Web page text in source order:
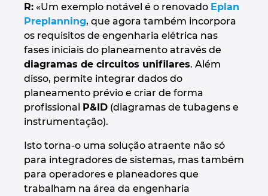
R: «Um exemplo notável é o renovado Eplan
Preplanning, que agora também incorpora
os requisitos de engenharia elétrica nas
fases iniciais do planeamento através de
diagramas de circuitos unifilares. Além
disso, permite integrar dados do
planeamento prévio e criar de forma
profissional P&ID (diagramas de tubagens e
instrumentação).
Isto torna-o uma solução atraente não só
para integradores de sistemas, mas também
para operadores e planeadores que
trabalham na área da engenharia
Slovenia
South Africa
South Korea
Spain
Switzerland